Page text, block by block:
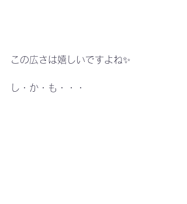
この広さは嬉しいですよね✨
し・か・も・・・